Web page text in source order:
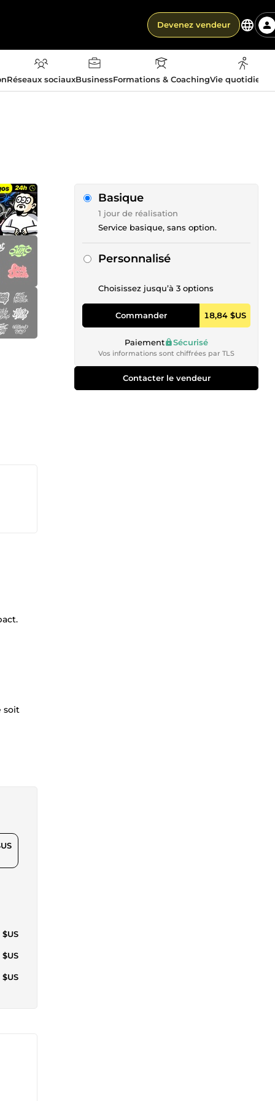
Devenez vendeur
Réseaux sociauxBusinessFormations & CoachingVie
soit
$US
$US
$US
Basique
1 jour de réalisation
Service basique, sans option.
Personnalisé
Choisissez jusqu’à 3 options
Commander 18,84 $US
Paiement Sécurisé
Vos informations sont chiffrées par TLS
Contacter le vendeur